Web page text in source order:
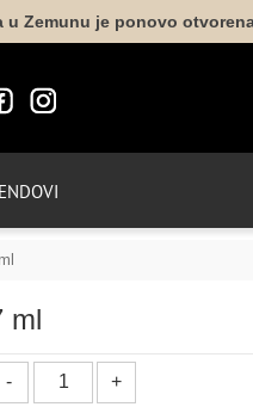
u Zemunu je ponovo
ml